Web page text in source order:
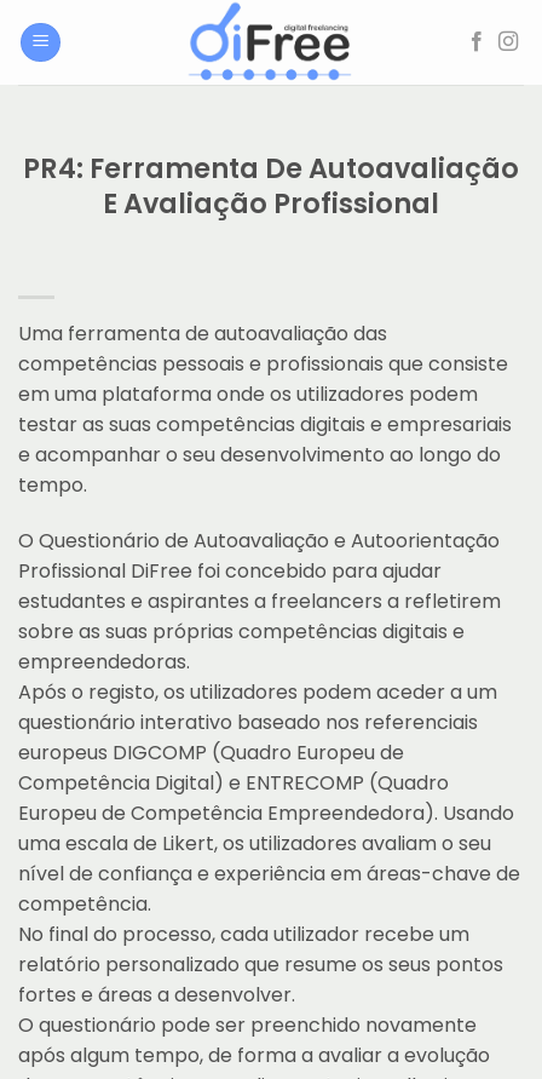
PR4: Ferramenta De Autoavaliação
E Avaliação Profissional
Uma ferramenta de autoavaliação das
competências pessoais e profissionais que consiste
em uma plataforma onde os utilizadores podem
testar as suas competências digitais e empresariais
e acompanhar o seu desenvolvimento ao longo do
tempo.
O Questionário de Autoavaliação e Autoorientação
Profissional DiFree foi concebido para ajudar
estudantes e aspirantes a freelancers a refletirem
sobre as suas próprias competências digitais e
empreendedoras.
Após o registo, os utilizadores podem aceder a um
questionário interativo baseado nos referenciais
europeus DIGCOMP (Quadro Europeu de
Competência Digital) e ENTRECOMP (Quadro
Europeu de Competência Empreendedora). Usando
uma escala de Likert, os utilizadores avaliam o seu
nível de confiança e experiência em áreas-chave de
competência.
No final do processo, cada utilizador recebe um
relatório personalizado que resume os seus pontos
fortes e áreas a desenvolver.
O questionário pode ser preenchido novamente
após algum tempo, de forma a avaliar a evolução